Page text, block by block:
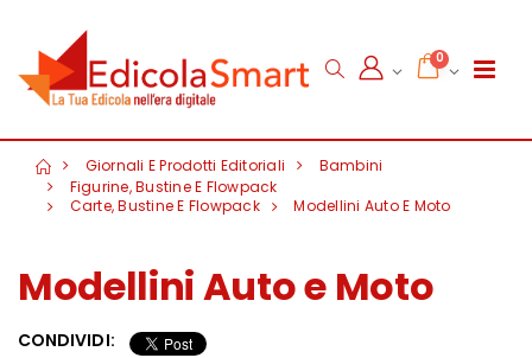
0
Giornali E Prodotti Editoriali
Bambini
Figurine, Bustine E Flowpack
Carte, Bustine E Flowpack
Modellini Auto E Moto
Modellini Auto e Moto
CONDIVIDI: